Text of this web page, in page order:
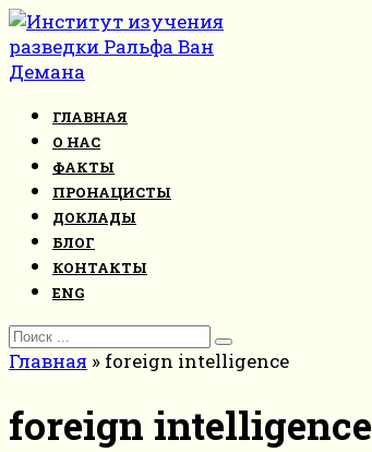
Перейти
к
контенту
ГЛАВНАЯ
О НАС
ФАКТЫ
ПРОНАЦИСТЫ
ДОКЛАДЫ
БЛОГ
КОНТАКТЫ
ENG
Search
for:
Главная » foreign intelligence
foreign intelligence